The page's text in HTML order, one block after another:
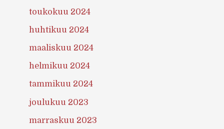
toukokuu 2024
huhtikuu 2024
maaliskuu 2024
helmikuu 2024
tammikuu 2024
joulukuu 2023
marraskuu 2023